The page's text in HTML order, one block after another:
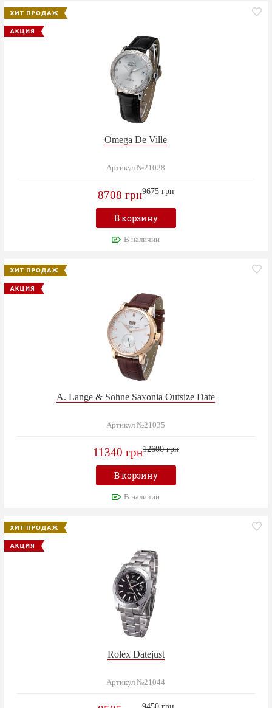
Omega De Ville
Артикул №21028
8708 грн9675 грн
В корзину
В наличии
A. Lange & Sohne Saxonia Outsize Date
Артикул №21035
11340 грн12600 грн
В корзину
В наличии
Rolex Datejust
Артикул №21044